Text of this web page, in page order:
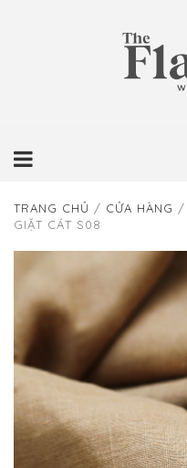
TRANG CHỦ / CỬA HÀNG /
GIẶT CÁT S08